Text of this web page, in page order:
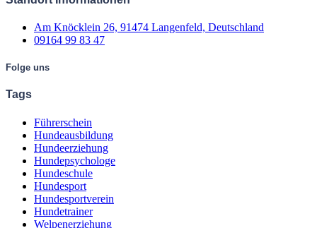
Am Knöcklein 26, 91474 Langenfeld, Deutschland
09164 99 83 47
Folge uns
Tags
Führerschein
Hundeausbildung
Hundeerziehung
Hundepsychologe
Hundeschule
Hundesport
Hundesportverein
Hundetrainer
Welpenerziehung